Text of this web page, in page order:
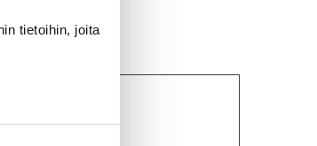
tietoihin, joita